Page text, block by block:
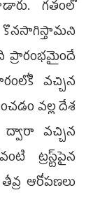
గతంలో
ప్రారంభమైందే
వచ్చిన
వల్ల దేశ
ద్వారా వచ్చిన
ట్రస్ట్‌పైన
ఆరోపణలు